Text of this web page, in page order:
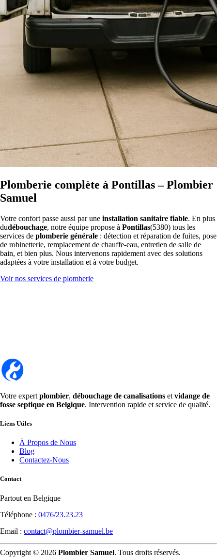
Plomberie complète à Pontillas – Plombier
Samuel
Votre confort passe aussi par une installation sanitaire fiable. En plus
dudébouchage, notre équipe propose à Pontillas(5380) tous les
services de plomberie générale : détection et réparation de fuites, pose
de robinetterie, remplacement de chauffe-eau, entretien de salle de
bain, et bien plus. Nous intervenons rapidement avec des solutions
adaptées à votre installation et à votre budget.
Voir nos services de plomberie
Votre expert plombier, débouchage de canalisations et vidange de
fosse septique en Belgique. Intervention rapide et service de qualité.
Liens Utiles
À Propos de Nous
Blog
Contactez-Nous
Contact
Partout en Belgique
Téléphone : 0476/23.23.23
Email : contact@plombier-samuel.be
Copyright © 2026 Plombier Samuel. Tous droits réservés.